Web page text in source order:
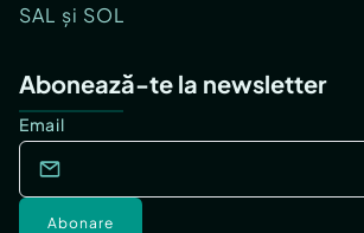
SAL și SOL
Abonează-te la newsletter
Email
Abonare